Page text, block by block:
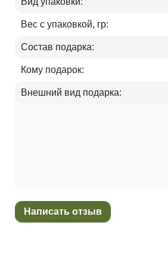
Вес с упаковкой, гр:
Состав подарка:
Кому подарок:
Внешний вид подарка:
Написать отзыв